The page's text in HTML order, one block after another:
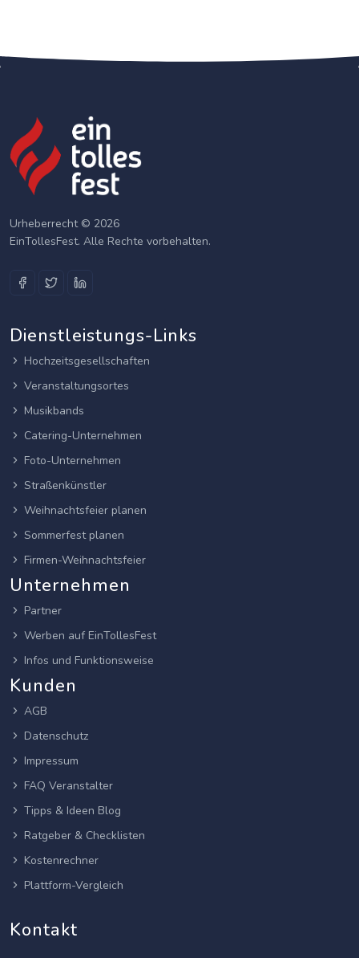
Urheberrecht © 2026
EinTollesFest. Alle Rechte vorbehalten.
Dienstleistungs-Links
Hochzeitsgesellschaften
Veranstaltungsortes
Musikbands
Catering-Unternehmen
Foto-Unternehmen
Straßenkünstler
Weihnachtsfeier planen
Sommerfest planen
Firmen-Weihnachtsfeier
Unternehmen
Partner
Werben auf EinTollesFest
Infos und Funktionsweise
Kunden
AGB
Datenschutz
Impressum
FAQ Veranstalter
Tipps & Ideen Blog
Ratgeber & Checklisten
Kostenrechner
Plattform-Vergleich
Kontakt